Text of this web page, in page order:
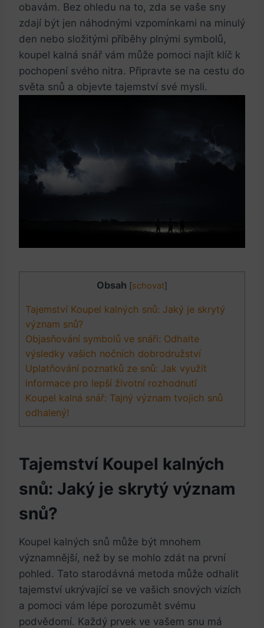
obavám. Bez ohledu na to, ​zda se vaše sny
zdají být jen náhodnými vzpomínkami na minulý
den nebo složitými příběhy plnými symbolů,
koupel kalná snář vám může pomoci najít klíč k
pochopení svého ​nitra. Připravte se na cestu do
světa snů‌ a objevte ‌tajemství své mysli.
Obsah [schovat]
Tajemství Koupel kalných snů:⁤ Jaký je skrytý
význam snů?
Objasňování symbolů ⁣ve snáři: Odhalte
⁢výsledky‌ vašich nočních dobrodružství
Uplatňování poznatků ze snů: Jak využít
informace pro ​lepší životní rozhodnutí
Koupel kalná ‍snář: Tajný význam​ tvojich snů​
odhalený!
Tajemství Koupel kalných
snů:⁤ Jaký je skrytý význam
snů?
Koupel kalných snů ⁤může být mnohem
významnější, než by se mohlo zdát na první
pohled. Tato ⁤starodávná metoda může odhalit
tajemství ukrývající se ve vašich snových vizích
a pomoci vám lépe porozumět svému
podvědomí. Každý⁤ prvek ve vašem snu má